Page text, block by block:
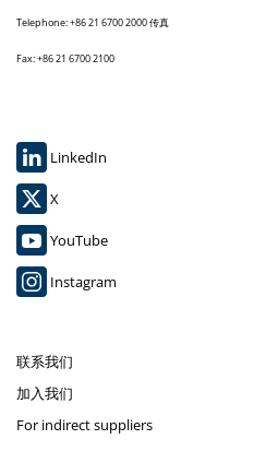
Telephone: +86 21 6700 2000 传真
Fax: +86 21 6700 2100
LinkedIn
X
YouTube
Instagram
联系我们
加入我们
For indirect suppliers